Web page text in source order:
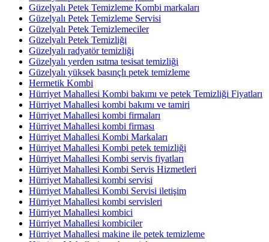
Güzelyalı Petek Temizleme Kombi markaları
Güzelyalı Petek Temizleme Servisi
Güzelyalı Petek Temizlemeciler
Güzelyalı Petek Temizliği
Güzelyalı radyatör temizliği
Güzelyalı yerden ısıtma tesisat temizliği
Güzelyalı yüksek basınçlı petek temizleme
Hermetik Kombi
Hürriyet Mahallesi Kombi bakımı ve petek Temizliği Fiyatları
Hürriyet Mahallesi kombi bakımı ve tamiri
Hürriyet Mahallesi kombi firmaları
Hürriyet Mahallesi kombi firması
Hürriyet Mahallesi Kombi Markaları
Hürriyet Mahallesi Kombi petek temizliği
Hürriyet Mahallesi Kombi servis fiyatları
Hürriyet Mahallesi Kombi Servis Hizmetleri
Hürriyet Mahallesi kombi servisi
Hürriyet Mahallesi Kombi Servisi iletişim
Hürriyet Mahallesi kombi servisleri
Hürriyet Mahallesi kombici
Hürriyet Mahallesi kombiciler
Hürriyet Mahallesi makine ile petek temizleme